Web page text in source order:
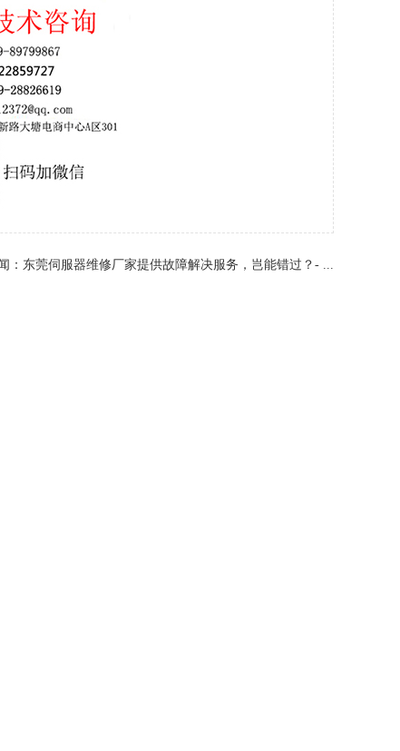
： 东莞伺服器维修厂家提供故障解决服务，岂能错过？- ...